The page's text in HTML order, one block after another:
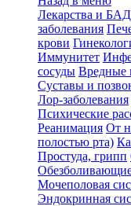
Лекарства и
заболевания
крови
Иммунитет
сосуды Вредные
Суставы и
Лор-заболевания
Психические
Реанимация От
полостью рта)
Простуда, грипп
Мочеполовая
Эндокринная